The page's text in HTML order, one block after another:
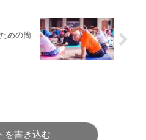
めの簡
を書き込む